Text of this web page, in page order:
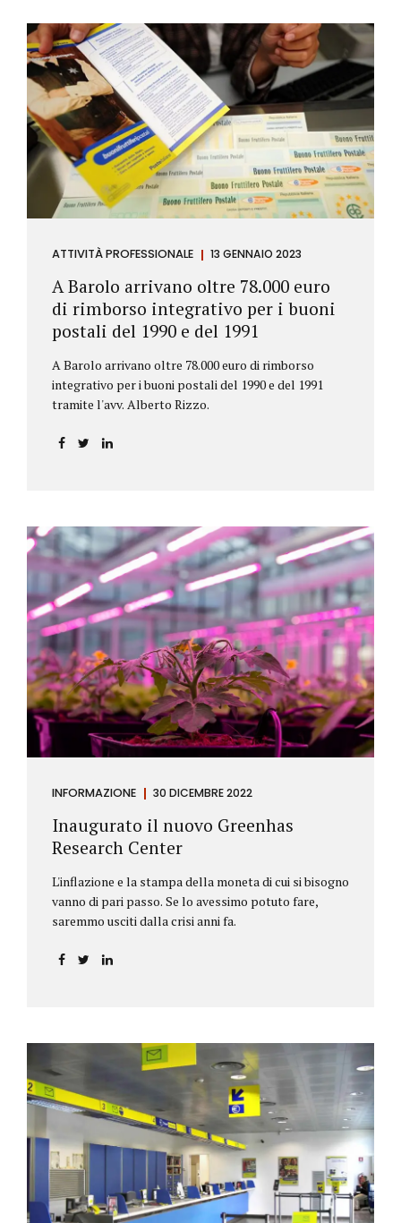
ATTIVITÀ PROFESSIONALE 13 GENNAIO 2023
A Barolo arrivano oltre 78.000 euro
di rimborso integrativo per i buoni
postali del 1990 e del 1991
A Barolo arrivano oltre 78.000 euro di rimborso
integrativo per i buoni postali del 1990 e del 1991
tramite l'avv. Alberto Rizzo.
INFORMAZIONE 30 DICEMBRE 2022
Inaugurato il nuovo Greenhas
Research Center
L'inflazione e la stampa della moneta di cui si bisogno
vanno di pari passo. Se lo avessimo potuto fare,
saremmo usciti dalla crisi anni fa.